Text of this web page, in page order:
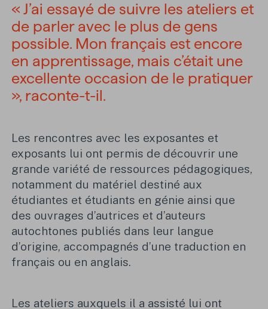
« J’ai essayé de suivre les ateliers et
de parler avec le plus de gens
possible. Mon français est encore
en apprentissage, mais c’était une
excellente occasion de le pratiquer
», raconte-t-il.
Les rencontres avec les exposantes et
exposants lui ont permis de découvrir une
grande variété de ressources pédagogiques,
notamment du matériel destiné aux
étudiantes et étudiants en génie ainsi que
des ouvrages d’autrices et d’auteurs
autochtones publiés dans leur langue
d’origine, accompagnés d’une traduction en
français ou en anglais.
Les ateliers auxquels il a assisté lui ont